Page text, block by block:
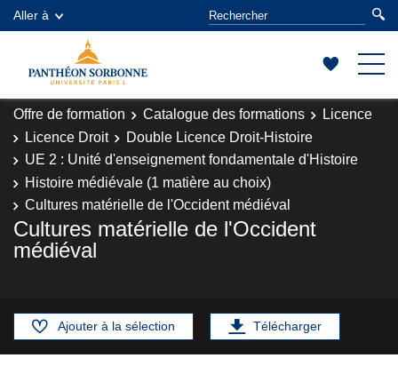
Aller à
Offre de formation Catalogue des formations
Licence
Licence Droit
Double Licence Droit-Histoire
UE 2 : Unité d'enseignement fondamentale d'Histoire
Histoire médiévale (1 matière au choix)
Cultures matérielle de l'Occident médiéval
Cultures matérielle de l'Occident
médiéval
Ajouter à la sélection Télécharger